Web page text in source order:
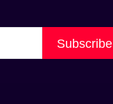
Subscribe